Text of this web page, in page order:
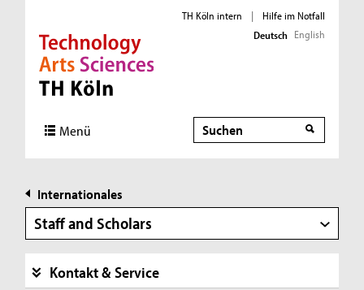
Direkt zur Hauptnavigation
Direkt zur Subnavigation
Direkt zum Inhalt
Direkt zum Fußbereich
TH Köln intern |
Hilfe im Notfall
Deutsch English
Menü Suche
Internationales
Staff and Scholars
Kontakt & Service